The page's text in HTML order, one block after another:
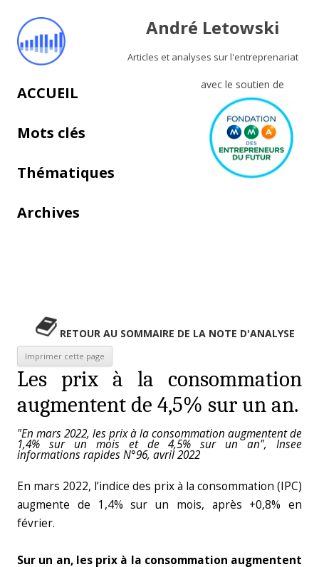
André Letowski
Articles et analyses sur l'entreprenariat
avec le soutien de
Aller au contenu principal
ACCUEIL
Mots clés
Thématiques
Archives
RETOUR AU SOMMAIRE DE LA NOTE D'ANALYSE
Les prix à la consommation
augmentent de 4,5% sur un an.
"En mars 2022, les prix à la consommation augmentent de
1,4% sur un mois et de 4,5% sur un an", Insee
informations rapides N°96, avril 2022
En mars 2022, l’indice des prix à la consommation (IPC)
augmente de 1,4% sur un mois, après +0,8% en
février.
Sur un an, les prix à la consommation augmentent